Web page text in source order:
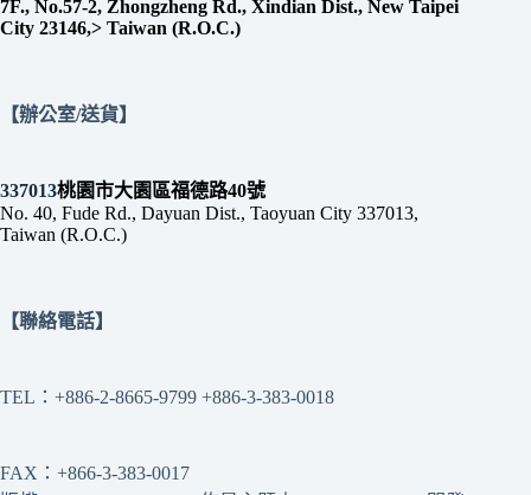
7F., No.57-2, Zhongzheng Rd., Xindian Dist., New Taipei
City 23146,> Taiwan (R.O.C.)
【辦公室/送貨】
337013桃園市大園區福德路40號
No. 40, Fude Rd., Dayuan Dist., Taoyuan City 337013,
Taiwan (R.O.C.)
【聯絡電話】
TEL：+886-2-8665-9799 +886-3-383-0018
FAX：+866-3-383-0017